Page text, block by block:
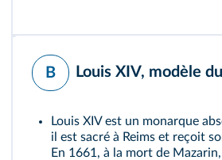
B Louis XIV, modèle
Louis XIV est un monarque
il est sacré à Reims et reçoit
En 1661, à la mort de